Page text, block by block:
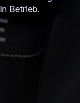
Betrieb.